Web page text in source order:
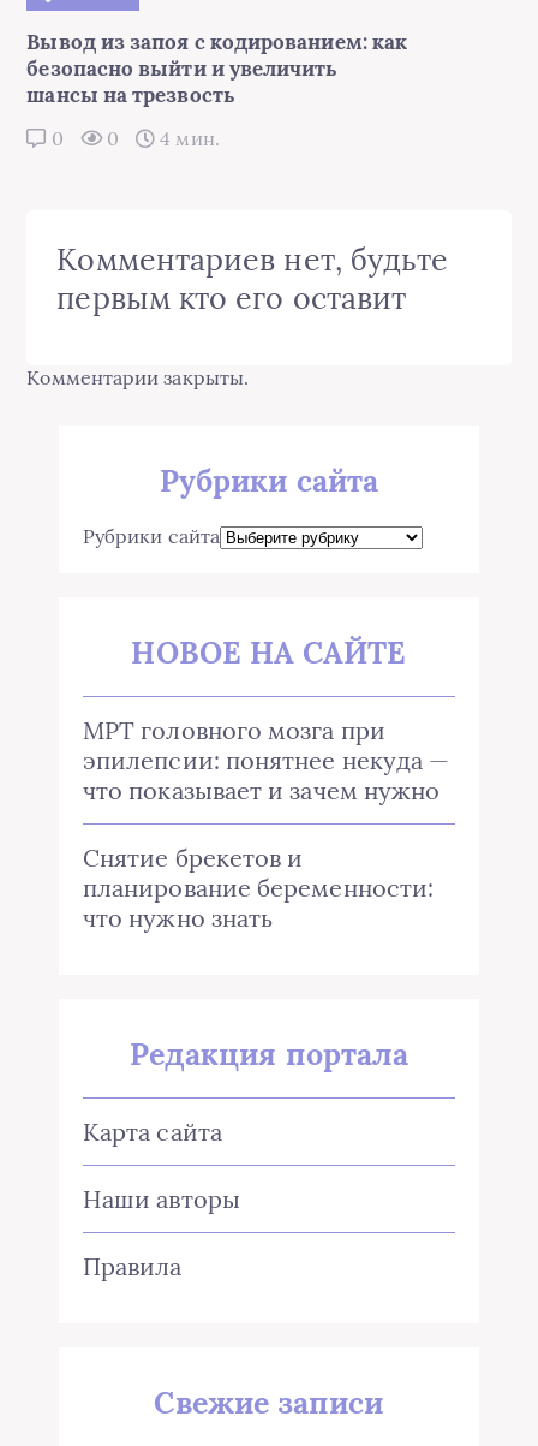
Вывод из запоя с кодированием: как
безопасно выйти и увеличить
шансы на трезвость
0 0 4 мин.
Комментариев нет, будьте
первым кто его оставит
Комментарии закрыты.
Рубрики сайта
Рубрики сайта
НОВОЕ НА САЙТЕ
МРТ головного мозга при
эпилепсии: понятнее некуда —
что показывает и зачем нужно
Снятие брекетов и
планирование беременности:
что нужно знать
Редакция портала
Карта сайта
Наши авторы
Правила
Свежие записи